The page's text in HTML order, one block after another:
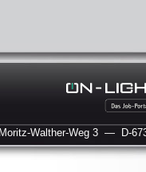
Walther-Weg 3 — D-